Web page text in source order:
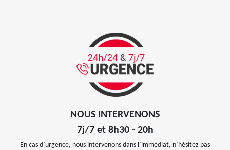
NOUS INTERVENONS
7j/7 et 8h30 - 20h
En cas d’urgence, nous intervenons dans l’immédiat, n’hésitez pas